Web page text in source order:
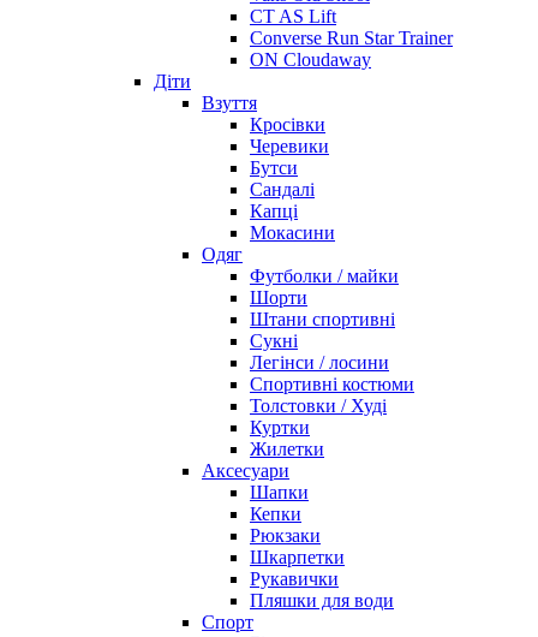
CT AS Lift
Converse Run Star Trainer
ON Cloudaway
Діти
Взуття
Кросівки
Черевики
Бутси
Сандалі
Капці
Мокасини
Одяг
Футболки / майки
Шорти
Штани спортивні
Сукні
Легінси / лосини
Спортивні костюми
Толстовки / Худі
Куртки
Жилетки
Аксесуари
Шапки
Кепки
Рюкзаки
Шкарпетки
Рукавички
Пляшки для води
Спорт